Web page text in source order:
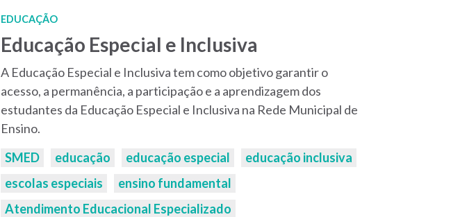
EDUCAÇÃO
Educação Especial e Inclusiva
A Educação Especial e Inclusiva tem como objetivo garantir o
acesso, a permanência, a participação e a aprendizagem dos
estudantes da Educação Especial e Inclusiva na Rede Municipal de
Ensino.
Palavras-
chaves:
SMED educação educação especial
educação inclusiva
escolas especiais
ensino fundamental
Atendimento Educacional Especializado